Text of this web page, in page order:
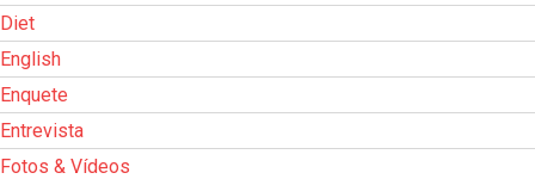
Diet
English
Enquete
Entrevista
Fotos & Vídeos